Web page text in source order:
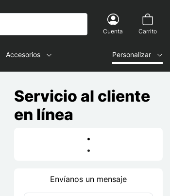
Cuenta Carrito
Accesorios Personalizar
Servicio al cliente
en línea
•
•
Envíanos un mensaje